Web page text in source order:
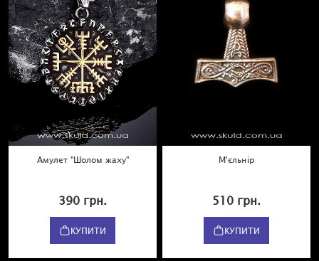
Амулет "Шолом жаху"
390 грн.
КУПИТИ
М'єльнір
510 грн.
КУПИТИ